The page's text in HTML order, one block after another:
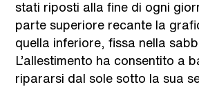
stati riposti alla fine di ogni
parte superiore recante la
quella inferiore, fissa nella
L’allestimento ha consentito a
ripararsi dal sole sotto la sua